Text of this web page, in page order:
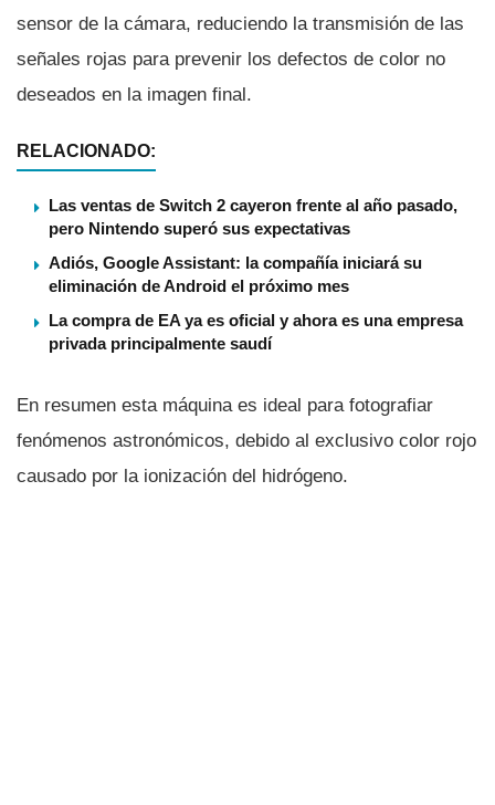
sensor de la cámara, reduciendo la transmisión de las
señales rojas para prevenir los defectos de color no
deseados en la imagen final.
RELACIONADO:
Las ventas de Switch 2 cayeron frente al año pasado,
pero Nintendo superó sus expectativas
Adiós, Google Assistant: la compañía iniciará su
eliminación de Android el próximo mes
La compra de EA ya es oficial y ahora es una empresa
privada principalmente saudí
En resumen esta máquina es ideal para fotografiar
fenómenos astronómicos, debido al exclusivo color rojo
causado por la ionización del hidrógeno.